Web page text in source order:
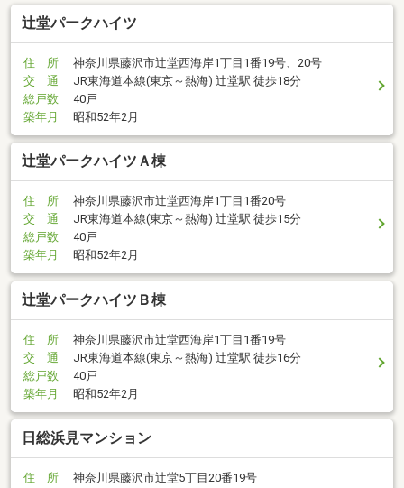
辻堂パークハイツ
住 所
神奈川県藤沢市辻堂西海岸1丁目1番19号、20号
交 通
JR東海道本線(東京～熱海) 辻堂駅 徒歩18分
総戸数
40戸
築年月
昭和52年2月
辻堂パークハイツＡ棟
住 所
神奈川県藤沢市辻堂西海岸1丁目1番20号
交 通
JR東海道本線(東京～熱海) 辻堂駅 徒歩15分
総戸数
40戸
築年月
昭和52年2月
辻堂パークハイツＢ棟
住 所
神奈川県藤沢市辻堂西海岸1丁目1番19号
交 通
JR東海道本線(東京～熱海) 辻堂駅 徒歩16分
総戸数
40戸
築年月
昭和52年2月
日総浜見マンション
住 所
神奈川県藤沢市辻堂5丁目20番19号